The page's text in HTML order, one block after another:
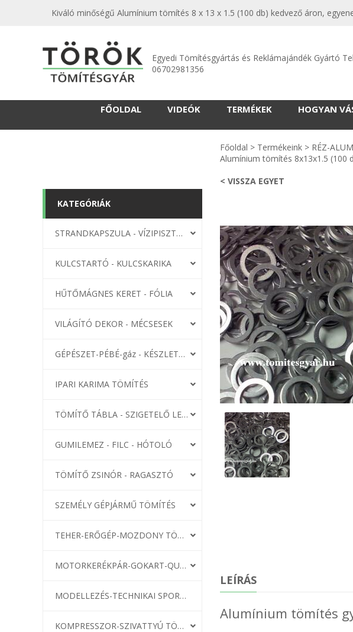
Kiváló minőségű Alumínium tömítés 8 x 13 x 1.5 (100 db) kedvező áron,
Egyedi Tömítésgyártás és Reklámajándék Gyártó
06702981356
FŐOLDAL VIDEÓK TERMÉKEK HOGYAN
KATEGÓRIÁK
STRANDKAPSZULA - VÍZIPISZTOLY-FRIZBI
KULCSTARTÓ - KULCSKARIKA
HŰTŐMÁGNES KERET - FÓLIA
VILÁGÍTÓ DEKOR - MÉCSESEK
GÉPÉSZET-PÉBÉ-gáz - KÉSZLETEK
IPARI KARIMA TÖMÍTÉS
TÖMÍTŐ TÁBLA - SZIGETELŐ LEMEZ
GUMILEMEZ - FILC - HÓTOLÓ
TÖMÍTŐ ZSINÓR - RAGASZTÓ
SZEMÉLY GÉPJÁRMŰ TÖMÍTÉS
TEHER-ERŐGÉP-MOZDONY TÖMÍTÉS
MOTORKERÉKPÁR-GOKART-QUAD-CSÓNAKMOTOR TÖMÍTÉS
MODELLEZÉS-TECHNIKAI SPORT-MODELLSPORT
KOMPRESSZOR-SZIVATTYÚ TÖMÍTÉS
Főoldal > Termékeink > RÉZ-
Alumínium tömítés 8x13x1.5 (100
< VISSZA EGYET
LEÍRÁS
Alumínium tömítés